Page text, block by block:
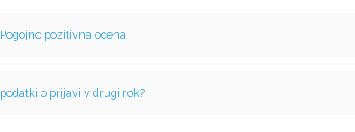
Pogojno pozitivna ocena
podatki o prijavi v drugi rok?